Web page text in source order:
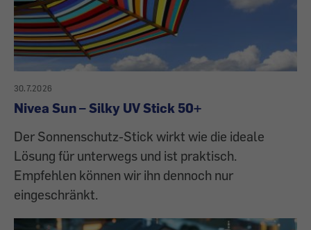
30.7.2026
Nivea Sun – Silky UV Stick 50+
Der Sonnenschutz-Stick wirkt wie die ideale
Lösung für unterwegs und ist praktisch.
Empfehlen können wir ihn dennoch nur
eingeschränkt.